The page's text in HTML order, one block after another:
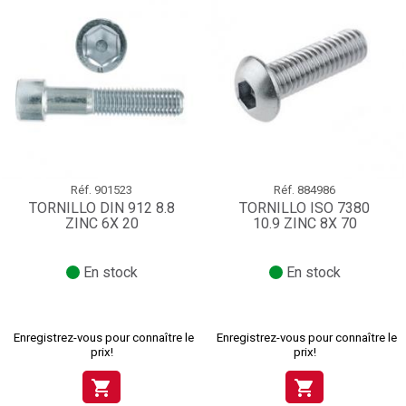
Réf. 901523
TORNILLO DIN 912 8.8
ZINC 6X 20
En stock
Enregistrez-vous pour connaître le
prix!
shopping_cart
Réf. 884986
TORNILLO ISO 7380
10.9 ZINC 8X 70
En stock
Enregistrez-vous pour connaître le
prix!
shopping_cart